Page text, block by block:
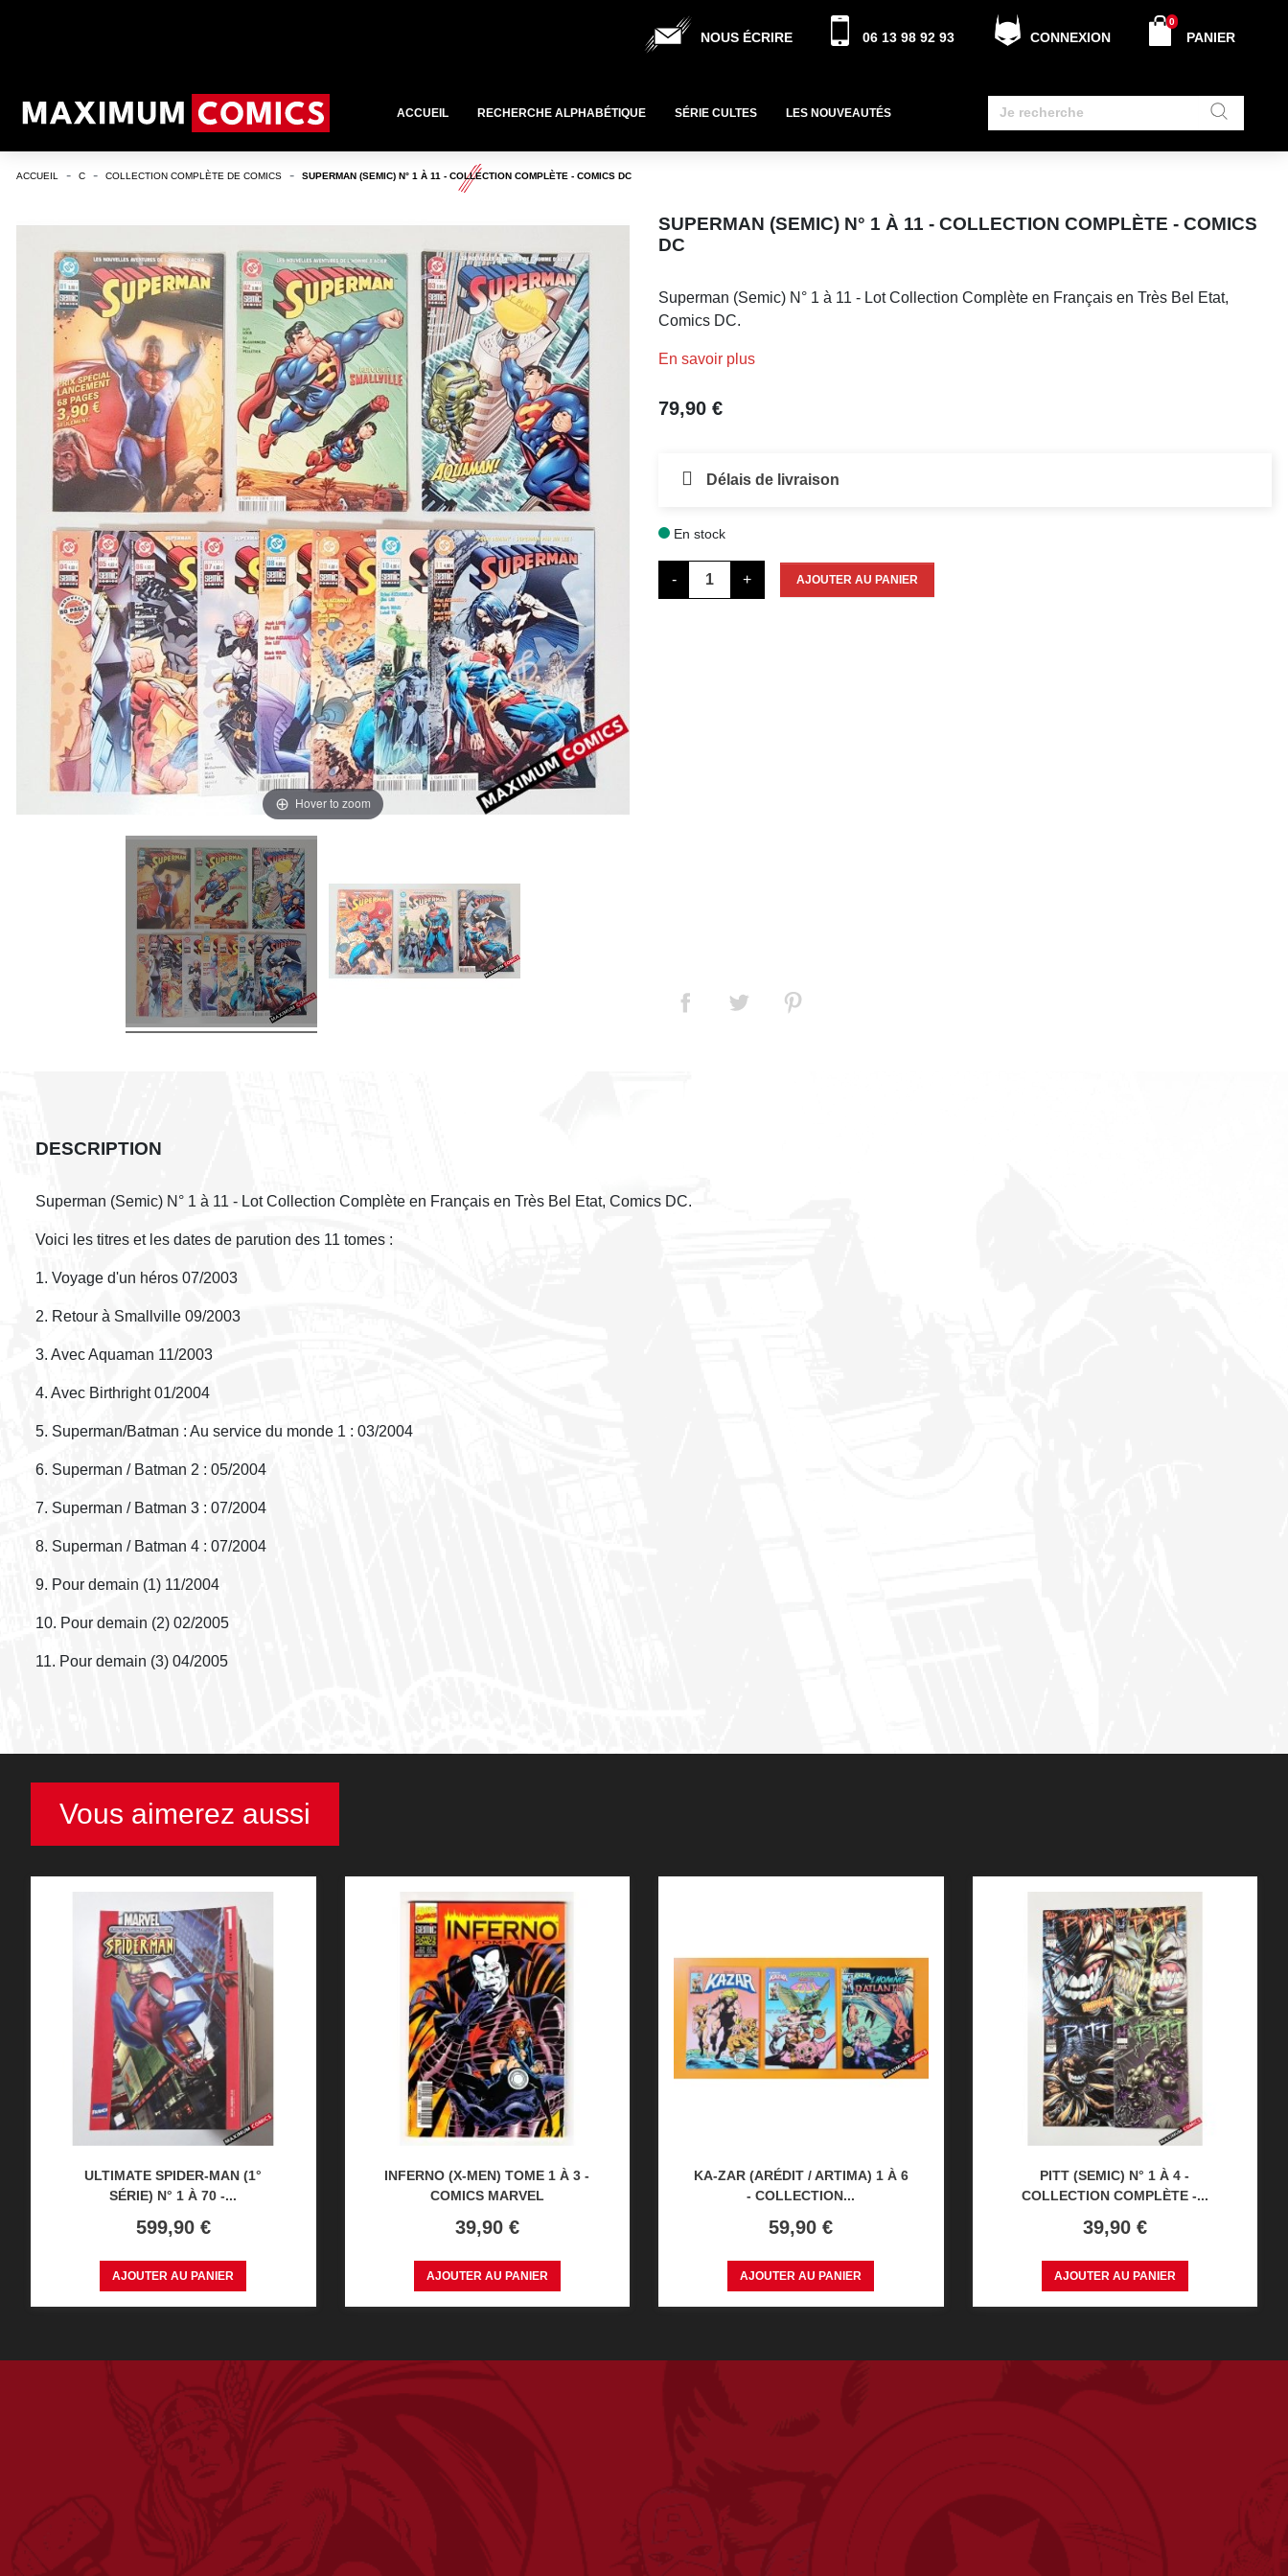
NOUS ÉCRIRE 06 13 98 92 93 CONNEXION PANIER
0
ACCUEIL RECHERCHE ALPHABÉTIQUE SÉRIE CULTES LES NOUVEAUTÉS
ACCUEIL C COLLECTION COMPLÈTE DE COMICS SUPERMAN (SEMIC) N° 1 À 11 - COLLECTION COMPLÈTE - COMICS DC
Hover to zoom
SUPERMAN (SEMIC) N° 1 À 11 - COLLECTION COMPLÈTE - COMICS
DC
Superman (Semic) N° 1 à 11 - Lot Collection Complète en Français en Très Bel Etat,
Comics DC.
En savoir plus
79,90 €
Délais de livraison
En stock
- + AJOUTER AU PANIER
DESCRIPTION
Superman (Semic) N° 1 à 11 - Lot Collection Complète en Français en Très Bel Etat, Comics DC.
Voici les titres et les dates de parution des 11 tomes :
1. Voyage d'un héros 07/2003
2. Retour à Smallville 09/2003
3. Avec Aquaman 11/2003
4. Avec Birthright 01/2004
5. Superman/Batman : Au service du monde 1 : 03/2004
6. Superman / Batman 2 : 05/2004
7. Superman / Batman 3 : 07/2004
8. Superman / Batman 4 : 07/2004
9. Pour demain (1) 11/2004
10. Pour demain (2) 02/2005
11. Pour demain (3) 04/2005
Vous aimerez aussi
ULTIMATE SPIDER-MAN (1°
SÉRIE) N° 1 À 70 -...
Prix
599,90 €
AJOUTER AU PANIER
INFERNO (X-MEN) TOME 1 À 3 -
COMICS MARVEL
Prix
39,90 €
AJOUTER AU PANIER
KA-ZAR (ARÉDIT / ARTIMA) 1 À 6
- COLLECTION...
Prix
59,90 €
AJOUTER AU PANIER
PITT (SEMIC) N° 1 À 4 -
COLLECTION COMPLÈTE -...
Prix
39,90 €
AJOUTER AU PANIER